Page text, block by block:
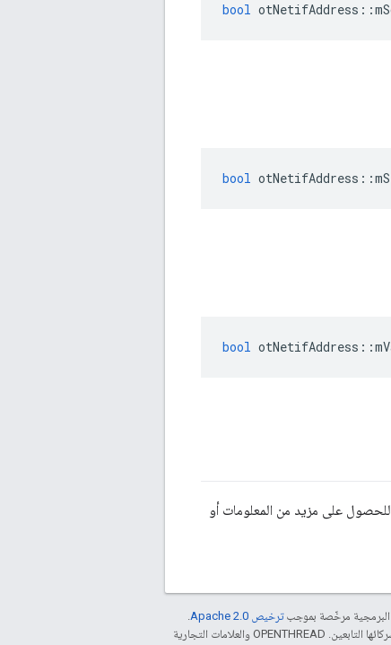
bool otNetifAddress ::
bool otNetifAddress ::
bool otNetifAddress ::
على مزيد من المعلومات أو
البرمجية مرخّصة بموجبترخيص Apache 2.0‏
.
. إنّ Java هي علامة تجارية مسجَّلة لشركة Oracle و/أو شركائها التابعين. ‫OPENTHREAD والعلامات التجارية